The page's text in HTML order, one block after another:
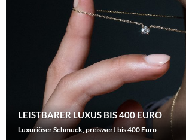
LEISTBARER LUXUS BIS 400 EURO
Luxuriöser Schmuck, preiswert bis 400 Euro